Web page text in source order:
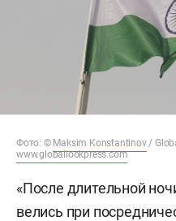
Фото: © Maksim Konstantinov/
www.globallookpress.com
«После длительной
велись при